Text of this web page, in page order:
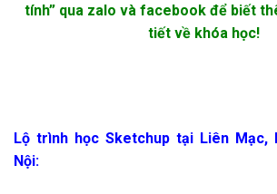
tính” qua zalo và facebook để biết
tiết về khóa học!
Lộ trình học Sketchup tại Liên Mạc,
Nội: